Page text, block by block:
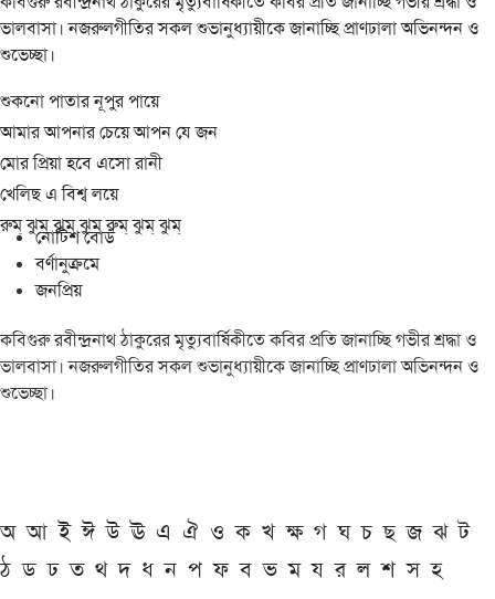
ভালবাসা। নজরুলগীতির সকল শুভানুধ্যায়ীকে জানাচ্ছি প্রাণঢালা অভিনন্দন ও
শুভেচ্ছা।
শুকনো পাতার নূপুর পায়ে
আমার আপনার চেয়ে আপন যে জন
মোর প্রিয়া হবে এসো রানী
খেলিছ এ বিশ্ব লয়ে
রুম্ ঝুম্ ঝুম্ ঝুম্ রুম্ ঝুম্ ঝুম্
নোটিশ বোর্ড
বর্ণানুক্রমে
জনপ্রিয়
কবিগুরু রবীন্দ্রনাথ ঠাকুরের মৃত্যুবার্ষিকীতে কবির প্রতি জানাচ্ছি গভীর শ্রদ্ধা ও
ভালবাসা। নজরুলগীতির সকল শুভানুধ্যায়ীকে জানাচ্ছি প্রাণঢালা অভিনন্দন ও
শুভেচ্ছা।
অ আ ই ঈ উ ঊ এ ঐ ও ক খ ক্ষ গ ঘ চ ছ জ ঝ ট
ঠ ড ঢ ত থ দ ধ ন প ফ ব ভ ম য র ল শ স হ